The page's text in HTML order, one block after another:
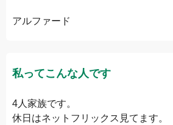
アルファード
私ってこんな人です
4人家族です。
休日はネットフリックス見てます。